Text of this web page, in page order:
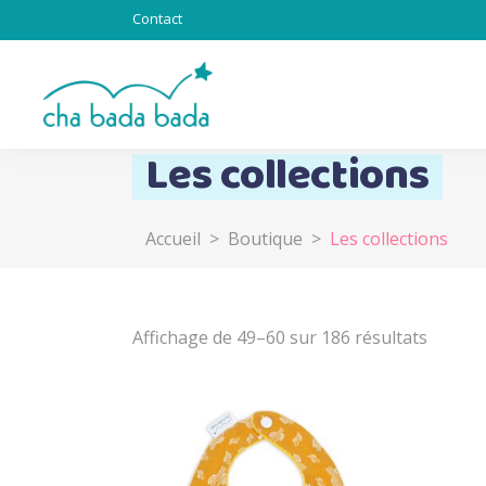
Contact
Totebag & Goodies
Totem
Les collections
Accueil > Boutique > Les collections
Affichage de 49–60 sur 186 résultats